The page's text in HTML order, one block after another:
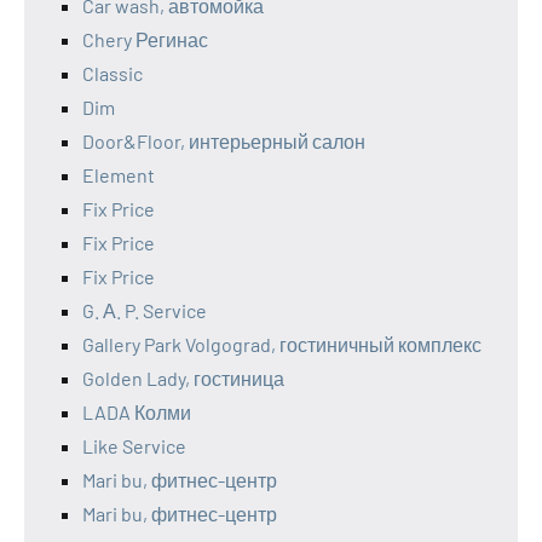
Car wash, автомойка
Chery Регинас
Classic
Dim
Door&Floor, интерьерный салон
Element
Fix Price
Fix Price
Fix Price
G. А. P. Service
Gallery Park Volgograd, гостиничный комплекс
Golden Lady, гостиница
LADA Колми
Like Service
Mari bu, фитнес-центр
Mari bu, фитнес-центр